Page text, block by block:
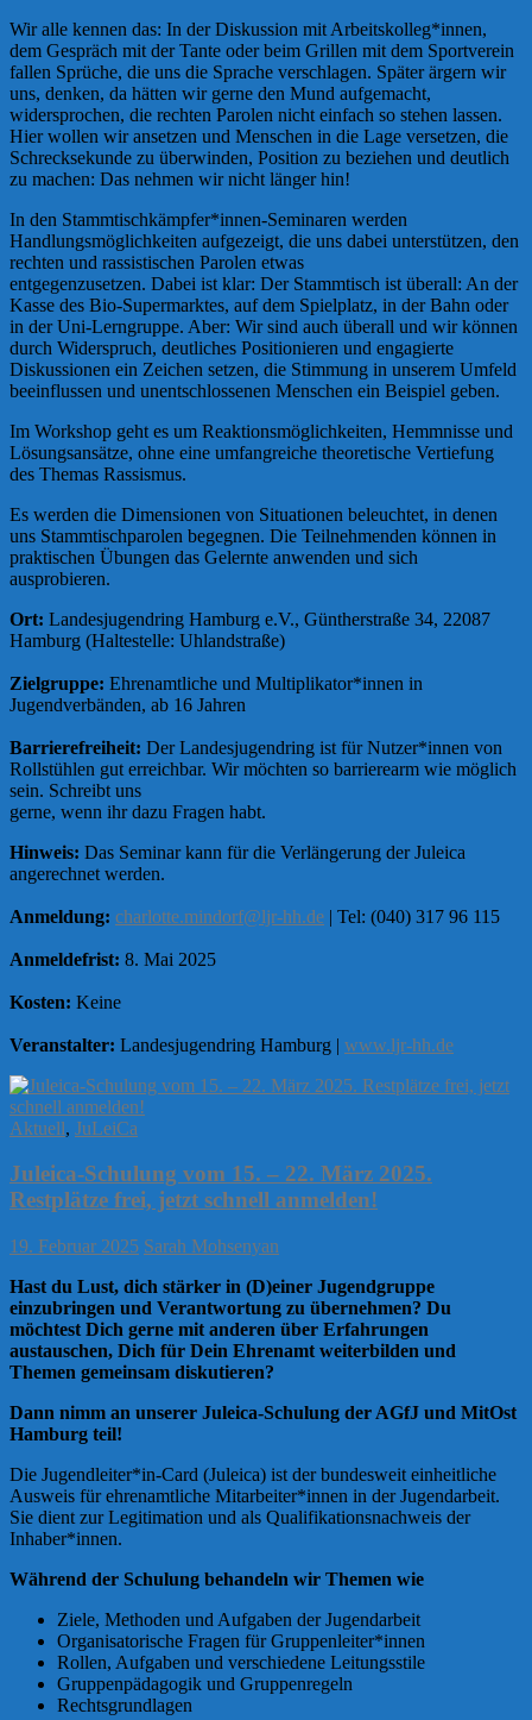
Wir alle kennen das: In der Diskussion mit Arbeitskolleg*innen,
dem Gespräch mit der Tante oder beim Grillen mit dem Sportverein
fallen Sprüche, die uns die Sprache verschlagen. Später ärgern wir
uns, denken, da hätten wir gerne den Mund aufgemacht,
widersprochen, die rechten Parolen nicht einfach so stehen lassen.
Hier wollen wir ansetzen und Menschen in die Lage versetzen, die
Schrecksekunde zu überwinden, Position zu beziehen und deutlich
zu machen: Das nehmen wir nicht länger hin!
In den Stammtischkämpfer*innen-Seminaren werden
Handlungsmöglichkeiten aufgezeigt, die uns dabei unterstützen, den
rechten und rassistischen Parolen etwas
entgegenzusetzen. Dabei ist klar: Der Stammtisch ist überall: An der
Kasse des Bio-Supermarktes, auf dem Spielplatz, in der Bahn oder
in der Uni-Lerngruppe. Aber: Wir sind auch überall und wir können
durch Widerspruch, deutliches Positionieren und engagierte
Diskussionen ein Zeichen setzen, die Stimmung in unserem Umfeld
beeinflussen und unentschlossenen Menschen ein Beispiel geben.
Im Workshop geht es um Reaktionsmöglichkeiten, Hemmnisse und
Lösungsansätze, ohne eine umfangreiche theoretische Vertiefung
des Themas Rassismus.
Es werden die Dimensionen von Situationen beleuchtet, in denen
uns Stammtischparolen begegnen. Die Teilnehmenden können in
praktischen Übungen das Gelernte anwenden und sich
ausprobieren.
Ort: Landesjugendring Hamburg e.V., Güntherstraße 34, 22087
Hamburg (Haltestelle: Uhlandstraße)
Zielgruppe: Ehrenamtliche und Multiplikator*innen in
Jugendverbänden, ab 16 Jahren
Barrierefreiheit: Der Landesjugendring ist für Nutzer*innen von
Rollstühlen gut erreichbar. Wir möchten so barrierearm wie möglich
sein. Schreibt uns
gerne, wenn ihr dazu Fragen habt.
Hinweis: Das Seminar kann für die Verlängerung der Juleica
angerechnet werden.
Anmeldung: charlotte.mindorf@ljr-hh.de | Tel: (040) 317 96 115
Anmeldefrist: 8. Mai 2025
Kosten: Keine
Veranstalter: Landesjugendring Hamburg | www.ljr-hh.de
Aktuell, JuLeiCa
Juleica-Schulung vom 15. – 22. März 2025.
Restplätze frei, jetzt schnell anmelden!
19. Februar 2025 Sarah Mohsenyan
Hast du Lust, dich stärker in (D)einer Jugendgruppe
einzubringen und Verantwortung zu übernehmen? Du
möchtest Dich gerne mit anderen über Erfahrungen
austauschen, Dich für Dein Ehrenamt weiterbilden und
Themen gemeinsam diskutieren?
Dann nimm an unserer Juleica-Schulung der AGfJ und MitOst
Hamburg teil!
Die Jugendleiter*in-Card (Juleica) ist der bundesweit einheitliche
Ausweis für ehrenamtliche Mitarbeiter*innen in der Jugendarbeit.
Sie dient zur Legitimation und als Qualifikationsnachweis der
Inhaber*innen.
Während der Schulung behandeln wir Themen wie
Ziele, Methoden und Aufgaben der Jugendarbeit
Organisatorische Fragen für Gruppenleiter*innen
Rollen, Aufgaben und verschiedene Leitungsstile
Gruppenpädagogik und Gruppenregeln
Rechtsgrundlagen